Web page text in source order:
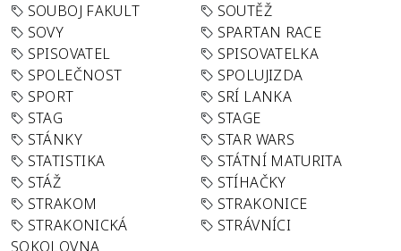
SOUBOJ FAKULT
SOUTĚŽ
SOVY
SPARTAN RACE
SPISOVATEL
SPISOVATELKA
SPOLEČNOST
SPOLUJIZDA
SPORT
SRÍ LANKA
STAG
STAGE
STÁNKY
STAR WARS
STATISTIKA
STÁTNÍ MATURITA
STÁŽ
STÍHAČKY
STRAKOM
STRAKONICE
STRAKONICKÁ
SOKOLOVNA
STRÁVNÍCI